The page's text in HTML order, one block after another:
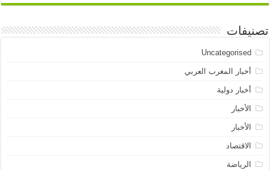
تصنيفات
Uncategorised
أخبار المغرب العربي
أخبار دولية
الأخبار
الأخبار
الاقتصاد
الرياضة